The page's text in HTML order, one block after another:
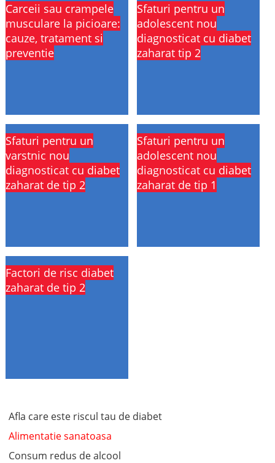
Carceii sau crampele
musculare la picioare:
cauze, tratament si
preventie
Sfaturi pentru un
adolescent nou
diagnosticat cu diabet
zaharat tip 2
Sfaturi pentru un
varstnic nou
diagnosticat cu diabet
zaharat de tip 2
Sfaturi pentru un
adolescent nou
diagnosticat cu diabet
zaharat de tip 1
Factori de risc diabet
zaharat de tip 2
Afla care este riscul tau de diabet
Alimentatie sanatoasa
Consum redus de alcool